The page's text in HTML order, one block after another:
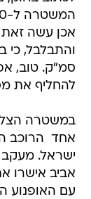
אכן עשה
סמ"ק. טוב,
להחליף את
במשטרה
ישראל. מעקב
אביב אישרו
עם האופנוע